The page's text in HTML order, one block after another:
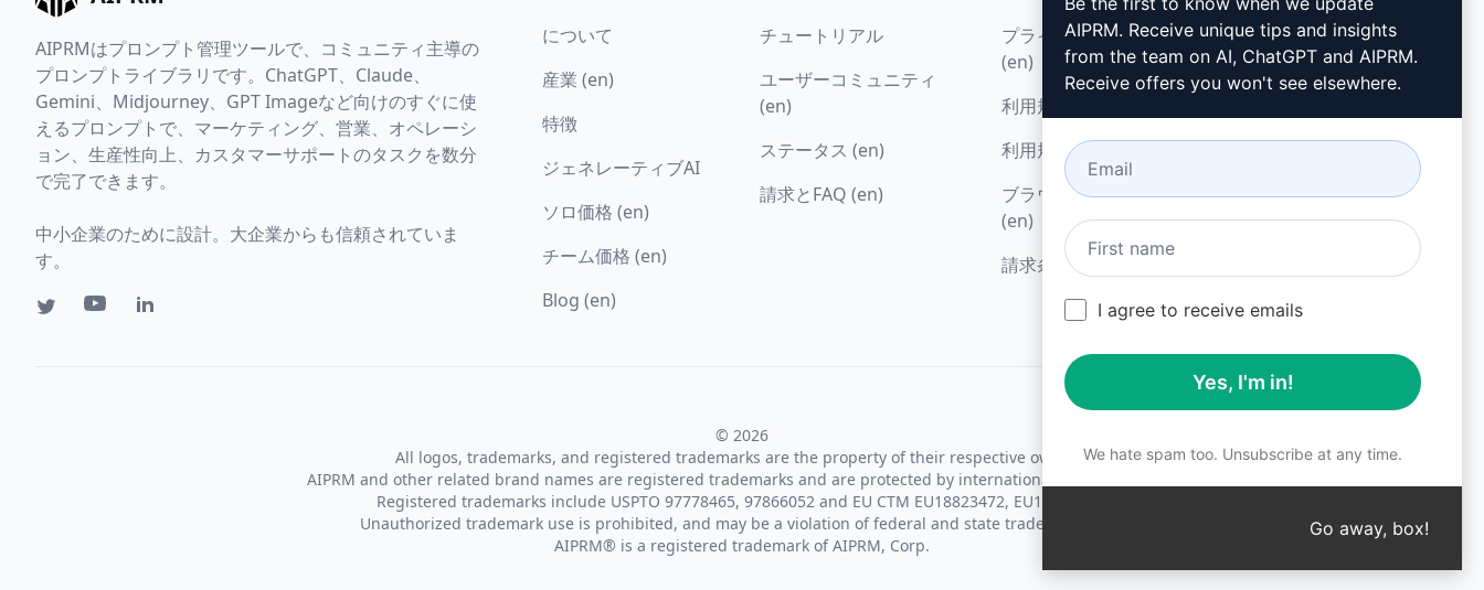
AIPRMはプロンプト管理ツールで、コミュニティ主導の
プロンプトライブラリです。ChatGPT、Claude、
Gemini、Midjourney、GPT Imageなど向けのすぐに使
えるプロンプトで、マーケティング、営業、オペレーシ
ョン、生産性向上、カスタマーサポートのタスクを数分
で完了できます。
中小企業のために設計。大企業からも信頼されていま
す。
について
産業 (en)
特徴
ジェネレーティブAI
ソロ価格 (en)
チーム価格 (en)
Blog (en)
チュートリアル
ユーザーコミュニティ
(en)
ステータス (en)
請求とFAQ (en)
プライバシーポリシー
(en)
利用規定 (en)
利用規約 (en)
ブラウザ拡張機能用語
(en)
請求条件 (en)
インストール方法
グーグル・クローム (en)
マイクロソフト・エッジ
© 2026
All logos, trademarks, and registered trademarks are the property of their respective owners.
AIPRM and other related brand names are registered trademarks and are protected by international trademark laws.
Registered trademarks include USPTO 97778465, 97866052 and EU CTM EU18823472, EU18830896.
Unauthorized trademark use is prohibited, and may be a violation of federal and state trademark laws.
AIPRM® is a registered trademark of AIPRM, Corp.
↑
AIPRM. Receive unique tips and insights
from the team on AI, ChatGPT and AIPRM.
Receive offers you won't see elsewhere.
I agree to receive emails
Yes, I'm in!
We hate spam too. Unsubscribe at any time.
Go away, box!